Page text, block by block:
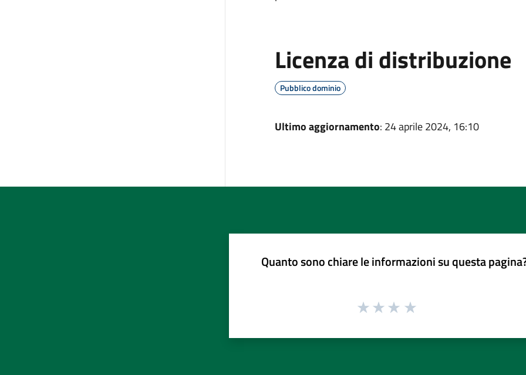
Licenza di distribuzione
Pubblico dominio
Ultimo aggiornamento: 24 aprile 2024, 16:10
Quanto sono chiare le informazioni su questa